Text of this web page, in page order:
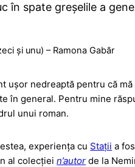
în spate greșelile a
și unu) – Ramona Gabăr
ușor nedreaptă pentru că
în general. Pentru mine
unui roman.
experiența cu Stații a
al colecțiein’autor de la